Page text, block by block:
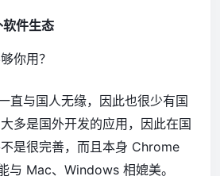
件生态
你用？
直与国人无缘，因此也很少有国
多是国外开发的应用，因此在国
是很完善，而且本身 Chrome
与 Mac、Windows 相媲美。